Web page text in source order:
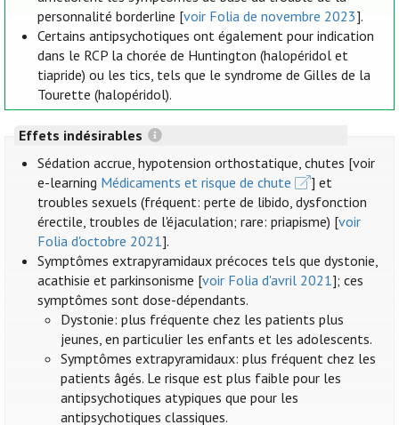
personnalité borderline [voir Folia de novembre 2023].
Certains antipsychotiques ont également pour indication
dans le RCP la chorée de Huntington (halopéridol et
tiapride) ou les tics, tels que le syndrome de Gilles de la
Tourette (halopéridol).
Effets indésirables
Sédation accrue, hypotension orthostatique, chutes [voir
e-learning Médicaments et risque de chute
] et
troubles sexuels (fréquent: perte de libido, dysfonction
érectile, troubles de l'éjaculation; rare: priapisme) [voir
Folia d'octobre 2021].
Symptômes extrapyramidaux précoces tels que dystonie,
acathisie et parkinsonisme [voir Folia d'avril 2021]; ces
symptômes sont dose-dépendants.
Dystonie: plus fréquente chez les patients plus
jeunes, en particulier les enfants et les adolescents.
Symptômes extrapyramidaux: plus fréquent chez les
patients âgés. Le risque est plus faible pour les
antipsychotiques atypiques que pour les
antipsychotiques classiques.